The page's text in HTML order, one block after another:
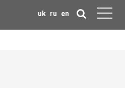
uk ru en